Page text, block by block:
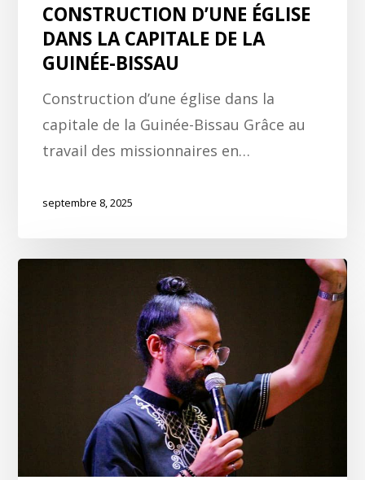
CONSTRUCTION D’UNE ÉGLISE
DANS LA CAPITALE DE LA
GUINÉE-BISSAU
Construction d’une église dans la
capitale de la Guinée-Bissau Grâce au
travail des missionnaires en…
septembre 8, 2025